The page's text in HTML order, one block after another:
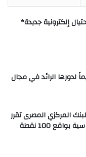
إلكترونية جديدة*
لدورها الرائد في مجال
المركزي المصرى تقرر
خفض أسعار العائد الأساسية بواقع 100 نقطة